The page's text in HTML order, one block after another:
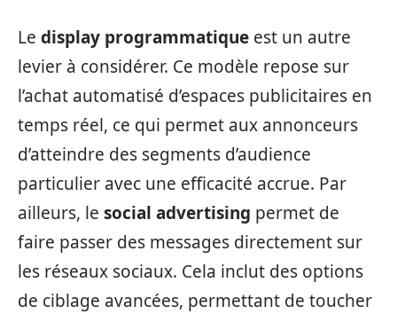
Le display programmatique est un autre
levier à considérer. Ce modèle repose sur
l’achat automatisé d’espaces publicitaires en
temps réel, ce qui permet aux annonceurs
d’atteindre des segments d’audience
particulier avec une efficacité accrue. Par
ailleurs, le social advertising permet de
faire passer des messages directement sur
les réseaux sociaux. Cela inclut des options
de ciblage avancées, permettant de toucher